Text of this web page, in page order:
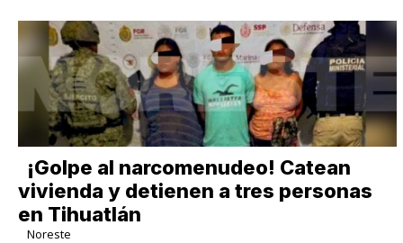
¡Golpe al narcomenudeo! Catean
vivienda y detienen a tres personas
en Tihuatlán
Noreste